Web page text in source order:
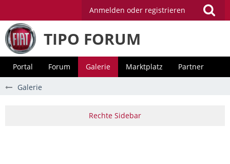
Anmelden oder registrieren
TIPO FORUM
Portal Forum Galerie Marktplatz Partner
Galerie